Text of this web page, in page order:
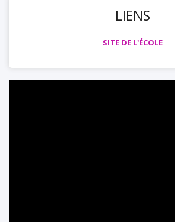
LIENS
SITE DE L'ÉCOLE